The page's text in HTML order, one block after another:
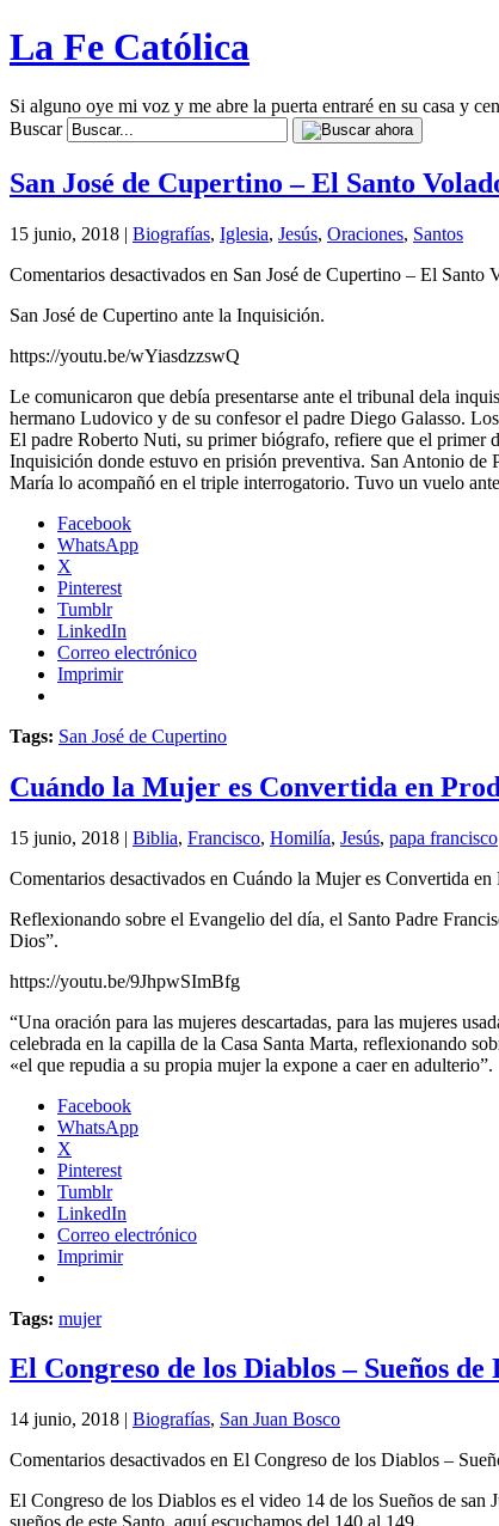
La Fe Católica
Si alguno oye mi voz y me abre la puerta entraré en su casa y
Buscar
San José de Cupertino – El Santo
15 junio, 2018 | Biografías, Iglesia, Jesús, Oraciones, Santos
Comentarios desactivados en San José de Cupertino – El Santo
San José de Cupertino ante la Inquisición.
https://youtu.be/wYiasdzzswQ
Le comunicaron que debía presentarse ante el tribunal dela
hermano Ludovico y de su confesor el padre Diego Galasso.
El padre Roberto Nuti, su primer biógrafo, refiere que el primer
Inquisición donde estuvo en prisión preventiva. San Antonio de
María lo acompañó en el triple interrogatorio. Tuvo un vuelo
Facebook
WhatsApp
X
Pinterest
Tumblr
LinkedIn
Correo electrónico
Imprimir
Tags: San José de Cupertino
Cuándo la Mujer es Convertida en
15 junio, 2018 | Biblia, Francisco, Homilía, Jesús, papa francisco
Comentarios desactivados en Cuándo la Mujer es Convertida
Reflexionando sobre el Evangelio del día, el Santo Padre
Dios”.
https://youtu.be/9JhpwSImBfg
“Una oración para las mujeres descartadas, para las mujeres
celebrada en la capilla de la Casa Santa Marta, reflexionando
«el que repudia a su propia mujer la expone a caer en adulterio”.
Facebook
WhatsApp
X
Pinterest
Tumblr
LinkedIn
Correo electrónico
Imprimir
Tags: mujer
El Congreso de los Diablos – Sueños de
14 junio, 2018 | Biografías, San Juan Bosco
Comentarios desactivados en El Congreso de los Diablos –
El Congreso de los Diablos es el video 14 de los Sueños de san